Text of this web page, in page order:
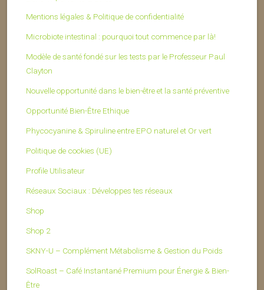
Mentions légales & Politique de confidentialité
Microbiote intestinal : pourquoi tout commence par là!
Modèle de santé fondé sur les tests par le Professeur Paul
Clayton
Nouvelle opportunité dans le bien-être et la santé préventive
Opportunité Bien-Être Ethique
Phycocyanine & Spiruline entre EPO naturel et Or vert
Politique de cookies (UE)
Profile Utilisateur
Réseaux Sociaux : Développes tes réseaux
Shop
Shop 2
SKNY-U – Complément Métabolisme & Gestion du Poids
SolRoast – Café Instantané Premium pour Énergie & Bien-
Être